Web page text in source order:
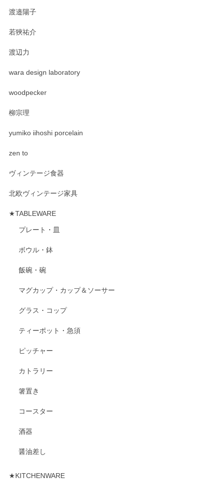
渡邉陽子
若狹祐介
渡辺力
wara design laboratory
woodpecker
柳宗理
yumiko iihoshi porcelain
zen to
ヴィンテージ食器
北欧ヴィンテージ家具
★TABLEWARE
プレート・皿
ボウル・鉢
飯碗・碗
マグカップ・カップ＆ソーサー
グラス・コップ
ティーポット・急須
ピッチャー
カトラリー
箸置き
コースター
酒器
醤油差し
★KITCHENWARE